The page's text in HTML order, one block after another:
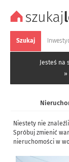
Szukaj
Jesteś na
»
Niestety nie
Spróbuj zmienić
nieruchomości w